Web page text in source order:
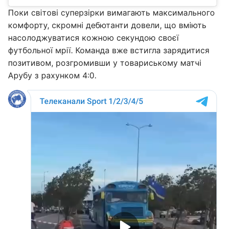
Поки світові суперзірки вимагають максимального
комфорту, скромні дебютанти довели, що вміють
насолоджуватися кожною секундою своєї
футбольної мрії. Команда вже встигла зарядитися
позитивом, розгромивши у товариському матчі
Арубу з рахунком 4:0.